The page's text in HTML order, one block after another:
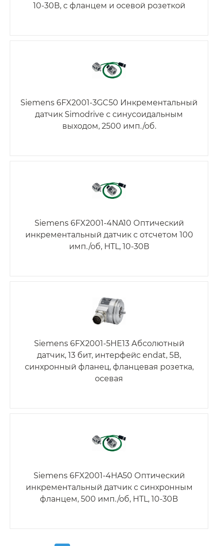
10-30В, с фланцем и осевой розеткой
Siemens 6FX2001-3GC50 Инкрементальный
датчик Simodrive с синусоидальным
выходом, 2500 имп./об.
Siemens 6FX2001-4NA10 Оптический
инкрементальный датчик с отсчетом 100
имп./об, HTL, 10-30В
Siemens 6FX2001-5HE13 Абсолютный
датчик, 13 бит, интерфейс endat, 5В,
синхронный фланец, фланцевая розетка,
осевая
Siemens 6FX2001-4HA50 Оптический
инкрементальный датчик с синхронным
фланцем, 500 имп./об, HTL, 10-30В